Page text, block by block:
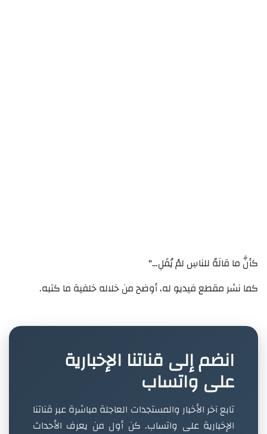
كأنَّ ما قالَهُ للناسِ لمْ يُقَلِ…"
كما نشر مقطع فيديو له، أوضح من خلاله خلفية ما كتبه.
انضم إلى قناتنا الإخبارية
على واتساب
تابع آخر الأخبار والمستجدات العاجلة مباشرة عبر قناتنا
الإخبارية على واتساب. كن أول من يعرف الأحداث